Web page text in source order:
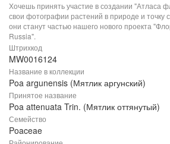
Хочешь принять участие в создании "Атласа
свои фотографии растений в природе и точку
они станут частью нашего нового проекта
Russia".
Штрихкод
MW0016124
Название в коллекции
Poa argunensis (Мятлик аргунский)
Принятое название
Poa attenuata Trin. (Мятлик оттянутый)
Семейство
Poaceae